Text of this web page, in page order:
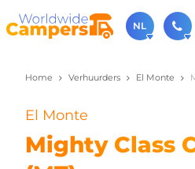
NL
030-6974964
Je kunt ons natuurlijk ook
Home Verhuurders El Monte
El Monte
Mighty Class